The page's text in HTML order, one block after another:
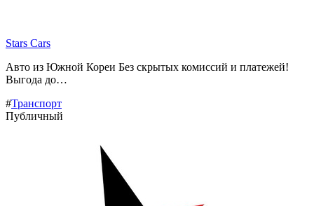
Stars Cars
Авто из Южной Кореи Без скрытых комиссий и платежей!
Выгода до…
#Транспорт
Публичный